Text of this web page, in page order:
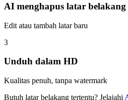
AI menghapus latar belakang
Edit atau tambah latar baru
3
Unduh dalam HD
Kualitas penuh, tanpa watermark
Butuh latar belakang tertentu? Jelajahi